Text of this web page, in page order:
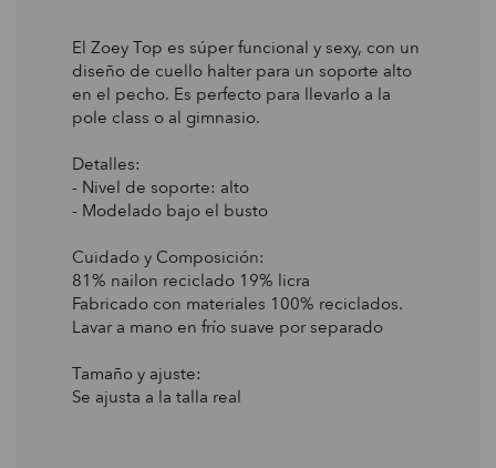
El Zoey Top es súper funcional y sexy, con un
diseño de cuello halter para un soporte alto
en el pecho. Es perfecto para llevarlo a la
pole class o al gimnasio.
Detalles:
- Nivel de soporte: alto
- Modelado bajo el busto
Cuidado y Composición:
81% nailon reciclado 19% licra
Fabricado con materiales 100% reciclados.
Lavar a mano en frío suave por separado
Tamaño y ajuste:
Se ajusta a la talla real